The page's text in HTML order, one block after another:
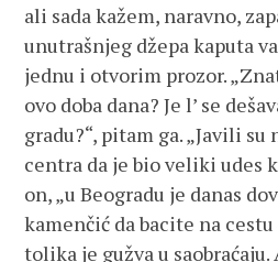
ali sada kažem, naravno,
unutrašnjeg džepa kaputa
jednu i otvorim prozor.
ovo doba dana? Je l’ se
gradu?“, pitam ga. „Javili
centra da je bio veliki udes
on, „u Beogradu je danas
kamenčić da bacite na
tolika je gužva u saobraćaju.